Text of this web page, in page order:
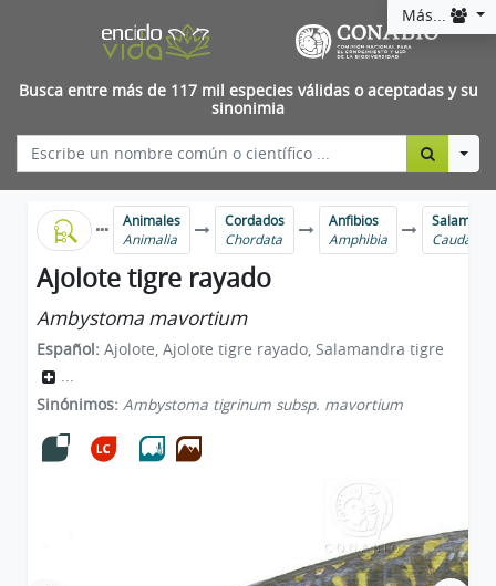
Más...
Busca entre más de 117 mil especies válidas o aceptadas y su
sinonimia
Animales
Animalia
Cordados
Chordata
Anfibios
Amphibia
Caudata
Ajolote tigre rayado
Ambystoma mavortium
Español: Ajolote, Ajolote tigre rayado, Salamandra tigre
...
Sinónimos: Ambystoma tigrinum subsp. mavortium